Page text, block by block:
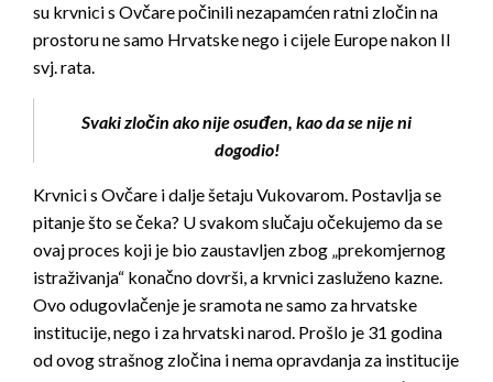
su krvnici s Ovčare počinili nezapamćen ratni zločin na
prostoru ne samo Hrvatske nego i cijele Europe nakon II
svj. rata.
Svaki zločin ako nije osuđen, kao da se nije ni
dogodio!
Krvnici s Ovčare i dalje šetaju Vukovarom. Postavlja se
pitanje što se čeka? U svakom slučaju očekujemo da se
ovaj proces koji je bio zaustavljen zbog „prekomjernog
istraživanja“ konačno dovrši, a krvnici zasluženo kazne.
Ovo odugovlačenje je sramota ne samo za hrvatske
institucije, nego i za hrvatski narod. Prošlo je 31 godina
od ovog strašnog zločina i nema opravdanja za institucije